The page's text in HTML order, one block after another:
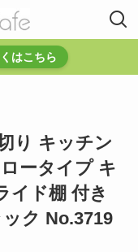
はこちら
り キッチン
ータイプ キ
イド棚 付き
ク No.3719